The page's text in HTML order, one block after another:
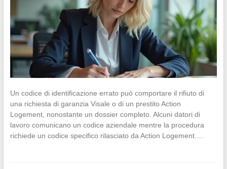
Un codice di identificazione errato può comportare il rifiuto di
una richiesta di garanzia Visale o di un prestito Action
Logement, nonostante un dossier completo. Alcuni datori di
lavoro comunicano un codice aziendale mentre la procedura
richiede un codice specifico rilasciato da Action Logement.…